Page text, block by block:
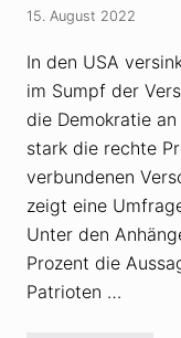
r
e
t
t
e
n
e
n
M
i
l
i
r
s
r
z
u
m
U
k
a
i
n
e
K
r
i
15. August 2022
In den USA
im Sumpf der
die Demokratie
stark die rechte
verbundenen
zeigt eine
Unter den
Prozent die
Patrioten …